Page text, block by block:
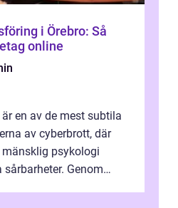
i Örebro: Så
online
en av de mest subtila
av cyberbrott, där
psykologi
Genom